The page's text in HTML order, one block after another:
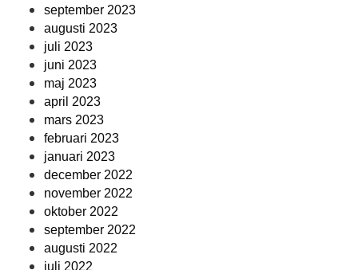
september 2023
augusti 2023
juli 2023
juni 2023
maj 2023
april 2023
mars 2023
februari 2023
januari 2023
december 2022
november 2022
oktober 2022
september 2022
augusti 2022
juli 2022